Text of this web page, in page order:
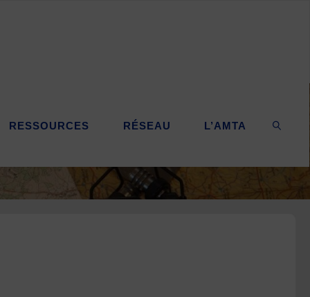
RESSOURCES RÉSEAU L’AMTA